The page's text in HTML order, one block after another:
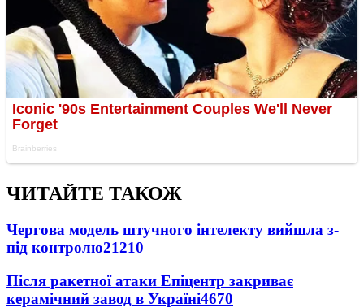
ЧИТАЙТЕ ТАКОЖ
Чергова модель штучного інтелекту вийшла з-
під контролю21210
Після ракетної атаки Епіцентр закриває
керамічний завод в Україні4670